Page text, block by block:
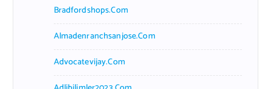
Bradfordshops.com
Almadenranchsanjose.com
Advocatevijay.com